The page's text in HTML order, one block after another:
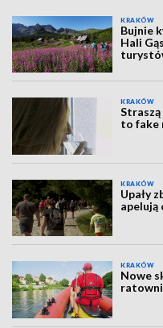
KRAKÓW
Bujnie
Hali
KRAKÓW
to fake
KRAKÓW
Upały
apelują
KRAKÓW
Nowe